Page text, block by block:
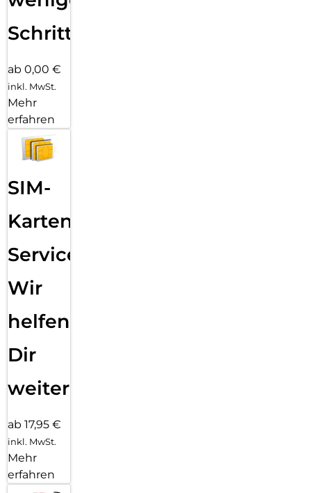
Schritten
ab 0,00 €
inkl. MwSt.
Mehr
erfahren
SIM-
Karten
Service:
Wir
helfen
Dir
weiter
ab 17,95 €
inkl. MwSt.
Mehr
erfahren